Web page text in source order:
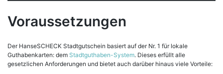
Voraussetzungen
Der HanseSCHECK Stadtgutschein basiert auf der Nr. 1 für lokale
Guthabenkarten: dem Stadtguthaben-System. Dieses erfüllt alle
gesetzlichen Anforderungen und bietet auch darüber hinaus viele Vorteile: